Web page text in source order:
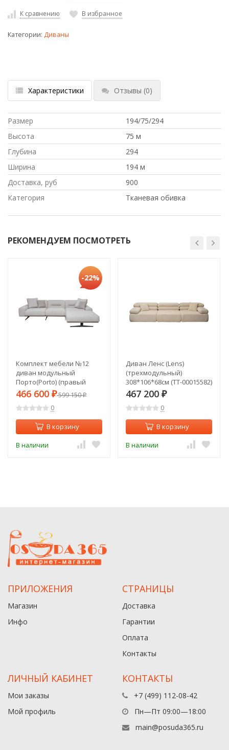
К сравнению В избранное
Категории: Диваны
Характеристики Отзывы (0)
Размер
194/75/294
Высота
75 м
Глубина
294
Ширина
194 м
Доставка, руб
900
Категория
Тканевая обивка
РЕКОМЕНДУЕМ ПОСМОТРЕТЬ
-22%
Комплект мебели №12
диван модульный
Порто(Porto) (правый
угол) (TT-00015948)
466 600 ₽599 150₽
0
В корзину
В наличии
Диван Ленс (Lens)
(трехмодульный)
308*106*68см (TT-00015582)
467 200 ₽
0
В корзину
В наличии
ПРИЛОЖЕНИЯ
Магазин
Инфо
СТРАНИЦЫ
Доставка
Гарантии
Оплата
Контакты
ЛИЧНЫЙ КАБИНЕТ
Мои заказы
Мой профиль
КОНТАКТЫ
+7 (499) 112-08-42
Пн—Пт 09:00—18:00
main@posuda365.ru